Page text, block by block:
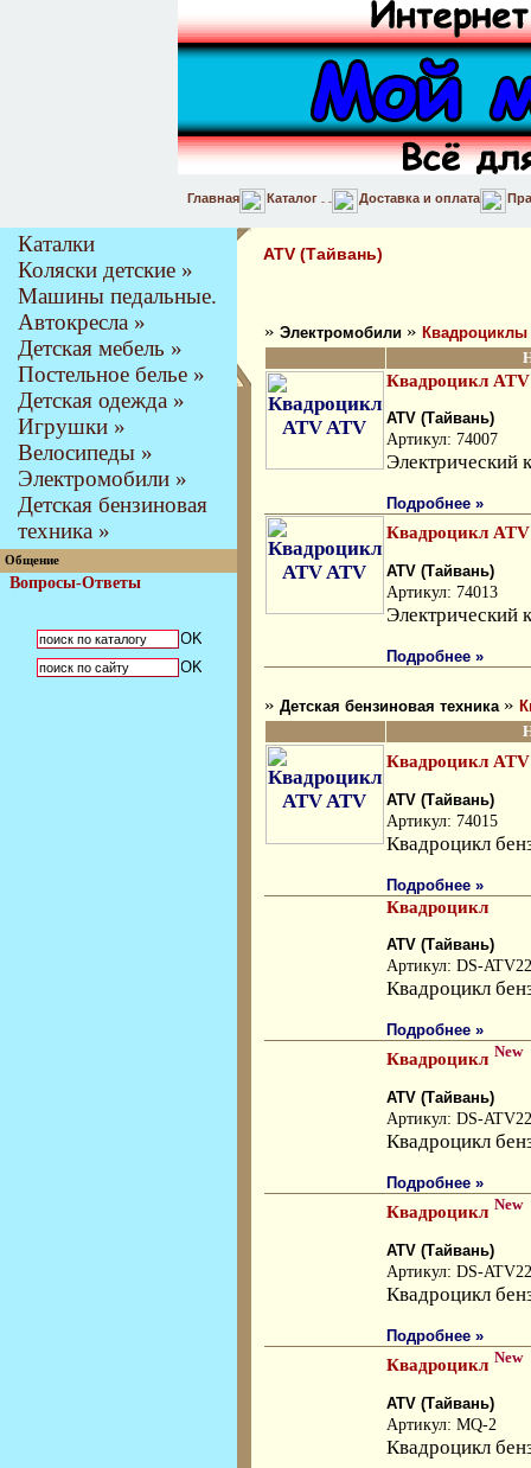
Главная Каталог Доставка и оплата
Каталки
Коляски детские »
Машины педальные.
Автокресла »
Детская мебель »
Постельное белье »
Детская одежда »
Игрушки »
Велосипеды »
Электромобили »
Детская бензиновая
техника »
Общение
Вопросы-Ответы
ATV (Тайвань)
» Электромобили » Квадроциклы
Квадроцикл ATV
ATV (Тайвань)
Артикул: 74007
Электрический
Подробнее »
Квадроцикл ATV
ATV (Тайвань)
Артикул: 74013
Электрический
Подробнее »
» Детская бензиновая техника »
Квадроцикл ATV
ATV (Тайвань)
Артикул: 74015
Квадроцикл
Подробнее »
Квадроцикл
ATV (Тайвань)
Артикул: DS-
Квадроцикл
Подробнее »
Квадроцикл New
ATV (Тайвань)
Артикул: DS-
Квадроцикл
Подробнее »
Квадроцикл New
ATV (Тайвань)
Артикул: DS-
Квадроцикл
Подробнее »
Квадроцикл New
ATV (Тайвань)
Артикул: MQ-2
Квадроцикл